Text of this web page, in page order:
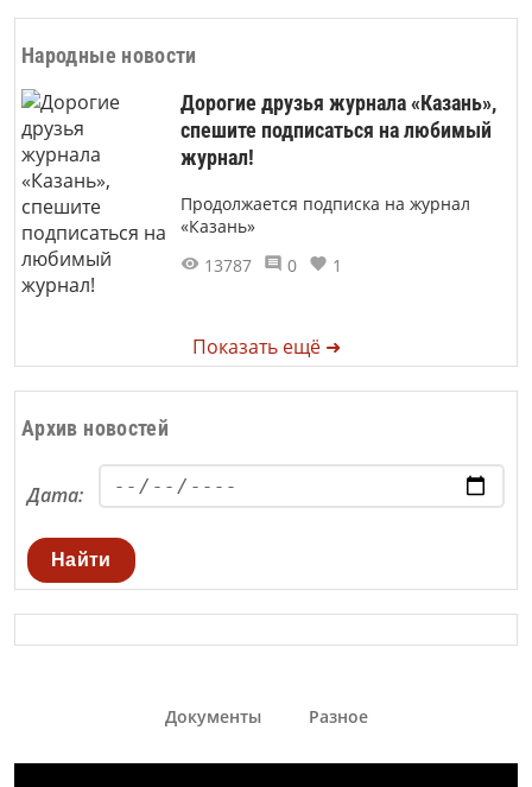
Народные новости
Дорогие друзья журнала «Казань»,
спешите подписаться на любимый
журнал!
Продолжается подписка на журнал
«Казань»
13787
0 1
Показать ещё ➜
Архив новостей
Дата:
Найти
Документы Разное